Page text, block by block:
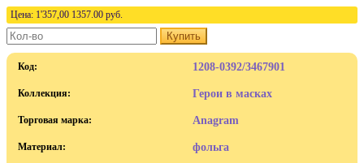
Цена: 1'357,00 1357.00 руб.
Купить
Код: 1208-0392/3467901
Коллекция: Герои в масках
Торговая марка: Anagram
Материал: фольга